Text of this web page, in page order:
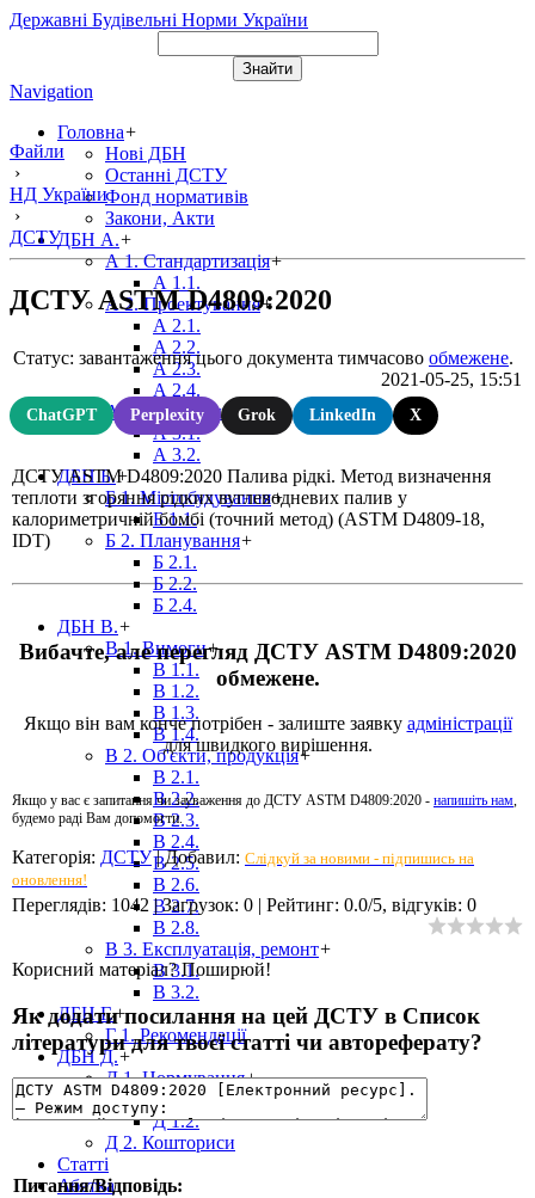
Державні Будівельні Норми України
Navigation
Головна+
Нові ДБН
Останні ДСТУ
Фонд нормативів
Закони, Акти
ДБН А.+
А 1. Стандартизація+
А 1.1.
А 2. Проектування+
А 2.1.
А 2.2.
А 2.3.
А 2.4.
А 3. Виробництво+
А 3.1.
А 3.2.
ДБН Б.+
Б 1. Містобудування+
Б 1.1.
Б 2. Планування+
Б 2.1.
Б 2.2.
Б 2.4.
ДБН В.+
В 1. Вимоги+
В 1.1.
В 1.2.
В 1.3.
В 1.4.
В 2. Об'єкти, продукція+
В 2.1.
В 2.2.
В 2.3.
В 2.4.
В 2.5.
В 2.6.
В 2.7.
В 2.8.
В 3. Експлуатація, ремонт+
В 3.1.
В 3.2.
ДБН Г.+
Г 1. Рекомендації
ДБН Д.+
Д 1. Нормування+
Д 1.1.
Д 1.2.
Д 2. Кошториси
Статті
Абетка
Файли
›
НД України
›
ДСТУ
ДСТУ ASTM D4809:2020
Статус: завантаження цього документа тимчасово обмежене.
2021-05-25, 15:51
ChatGPT Perplexity Grok LinkedIn X
ДСТУ ASTM D4809:2020 Палива рідкі. Метод визначення
теплоти згоряння рідких вуглеводневих палив у
калориметричній бомбі (точний метод) (ASTM D4809-18,
IDT)
Вибачте, але перегляд ДСТУ ASTM D4809:2020
обмежене.
Якщо він вам конче потрібен - залиште заявку адміністрації
для швидкого вирішення.
Якщо у вас є запитання чи зауваження до ДСТУ ASTM D4809:2020 - напишіть нам,
будемо раді Вам допомогти.
Категорія: ДСТУ|Добавил: Слідкуй за новими - підпишись на
оновлення!
Переглядів: 1042 |Загрузок: 0 | Рейтинг: 0.0/5, відгуків: 0
Корисний матеріал? Поширюй!
Як додати посилання на цей ДСТУ в Список
літератури для твоєї статті чи автореферату?
Питання/Відповідь: